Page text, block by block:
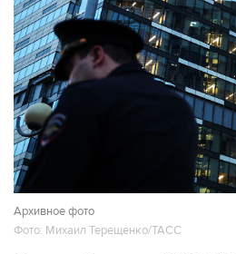
Архивное фото
Фото: Михаил Терещенко/ТАСС